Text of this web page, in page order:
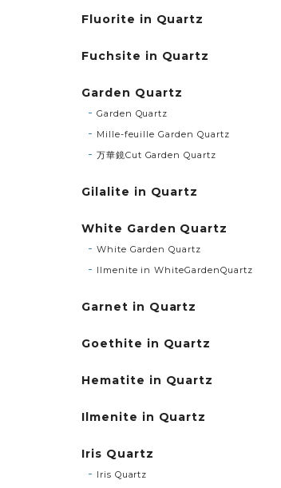
Fluorite in Quartz
Fuchsite in Quartz
Garden Quartz
Garden Quartz
Mille-feuille Garden Quartz
万華鏡Cut Garden Quartz
Gilalite in Quartz
White Garden Quartz
White Garden Quartz
Ilmenite in WhiteGardenQuartz
Garnet in Quartz
Goethite in Quartz
Hematite in Quartz
Ilmenite in Quartz
Iris Quartz
Iris Quartz